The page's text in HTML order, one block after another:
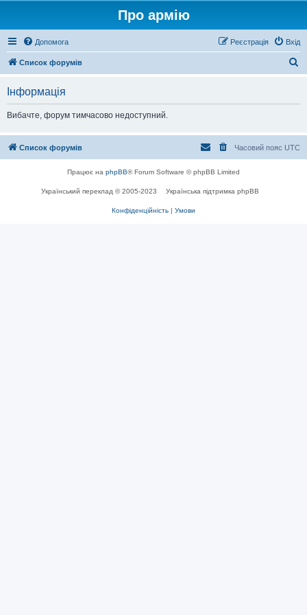
Про армію
Допомога Вхід
Реєстрація
Список форумів
Інформація
Вибачте, форум тимчасово недоступний.
Список форумів Часовий пояс UTC
Працює на phpBB® Forum Software © phpBB Limited
Український переклад © 2005-2023 Українська підтримка phpBB
Конфіденційність | Умови